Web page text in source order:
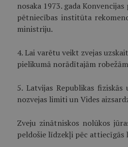
nosaka 1973. gada
pētniecības institūta
ministriju.
4. Lai varētu veikt zvejas
pielikumā norādītajām
5. Latvijas Republikas
nozvejas limiti un Vides
Zveju zinātniskos nolūkos
peldošie līdzekļi pēc attiecīgās